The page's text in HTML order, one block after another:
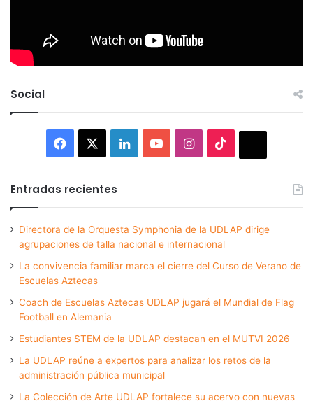
Social
Facebook LinkedInYouTubeInstagram
Entradas recientes
Directora de la Orquesta Symphonia de la UDLAP dirige
agrupaciones de talla nacional e internacional
La convivencia familiar marca el cierre del Curso de Verano de
Escuelas Aztecas
Coach de Escuelas Aztecas UDLAP jugará el Mundial de Flag
Football en Alemania
Estudiantes STEM de la UDLAP destacan en el MUTVI 2026
La UDLAP reúne a expertos para analizar los retos de la
administración pública municipal
La Colección de Arte UDLAP fortalece su acervo con nuevas